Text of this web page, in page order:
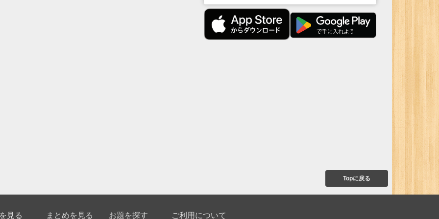
Topに戻る
見る まとめを見る お題を探す ご利用について